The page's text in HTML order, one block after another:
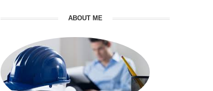
ABOUT ME